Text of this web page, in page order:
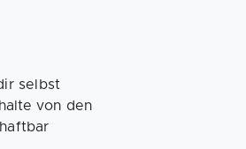
selbst
von den